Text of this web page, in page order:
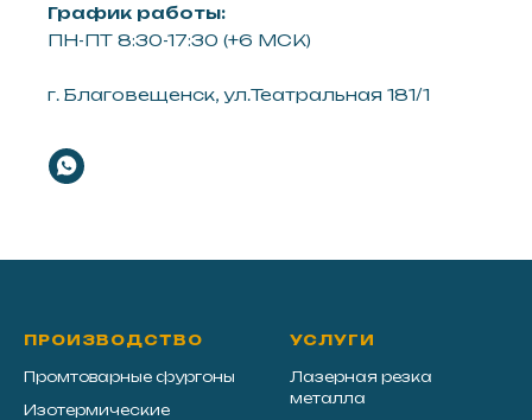
График работы:
ПН-ПТ 8:30-17:30 (+6 МСК)
г. Благовещенск, ул.Театральная 181/1
ПРОИЗВОДСТВО
Промтоварные фургоны
Изотермические
УСЛУГИ
Лазерная резка
металла